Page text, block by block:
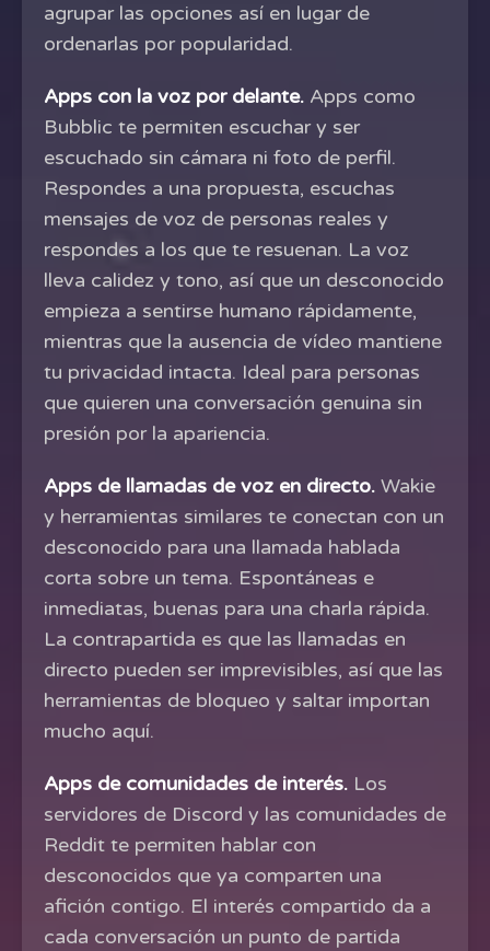
agrupar las opciones así en lugar de
ordenarlas por popularidad.
Apps con la voz por delante. Apps como
Bubblic te permiten escuchar y ser
escuchado sin cámara ni foto de perfil.
Respondes a una propuesta, escuchas
mensajes de voz de personas reales y
respondes a los que te resuenan. La voz
lleva calidez y tono, así que un desconocido
empieza a sentirse humano rápidamente,
mientras que la ausencia de vídeo mantiene
tu privacidad intacta. Ideal para personas
que quieren una conversación genuina sin
presión por la apariencia.
Apps de llamadas de voz en directo. Wakie
y herramientas similares te conectan con un
desconocido para una llamada hablada
corta sobre un tema. Espontáneas e
inmediatas, buenas para una charla rápida.
La contrapartida es que las llamadas en
directo pueden ser imprevisibles, así que las
herramientas de bloqueo y saltar importan
mucho aquí.
Apps de comunidades de interés. Los
servidores de Discord y las comunidades de
Reddit te permiten hablar con
desconocidos que ya comparten una
afición contigo. El interés compartido da a
cada conversación un punto de partida